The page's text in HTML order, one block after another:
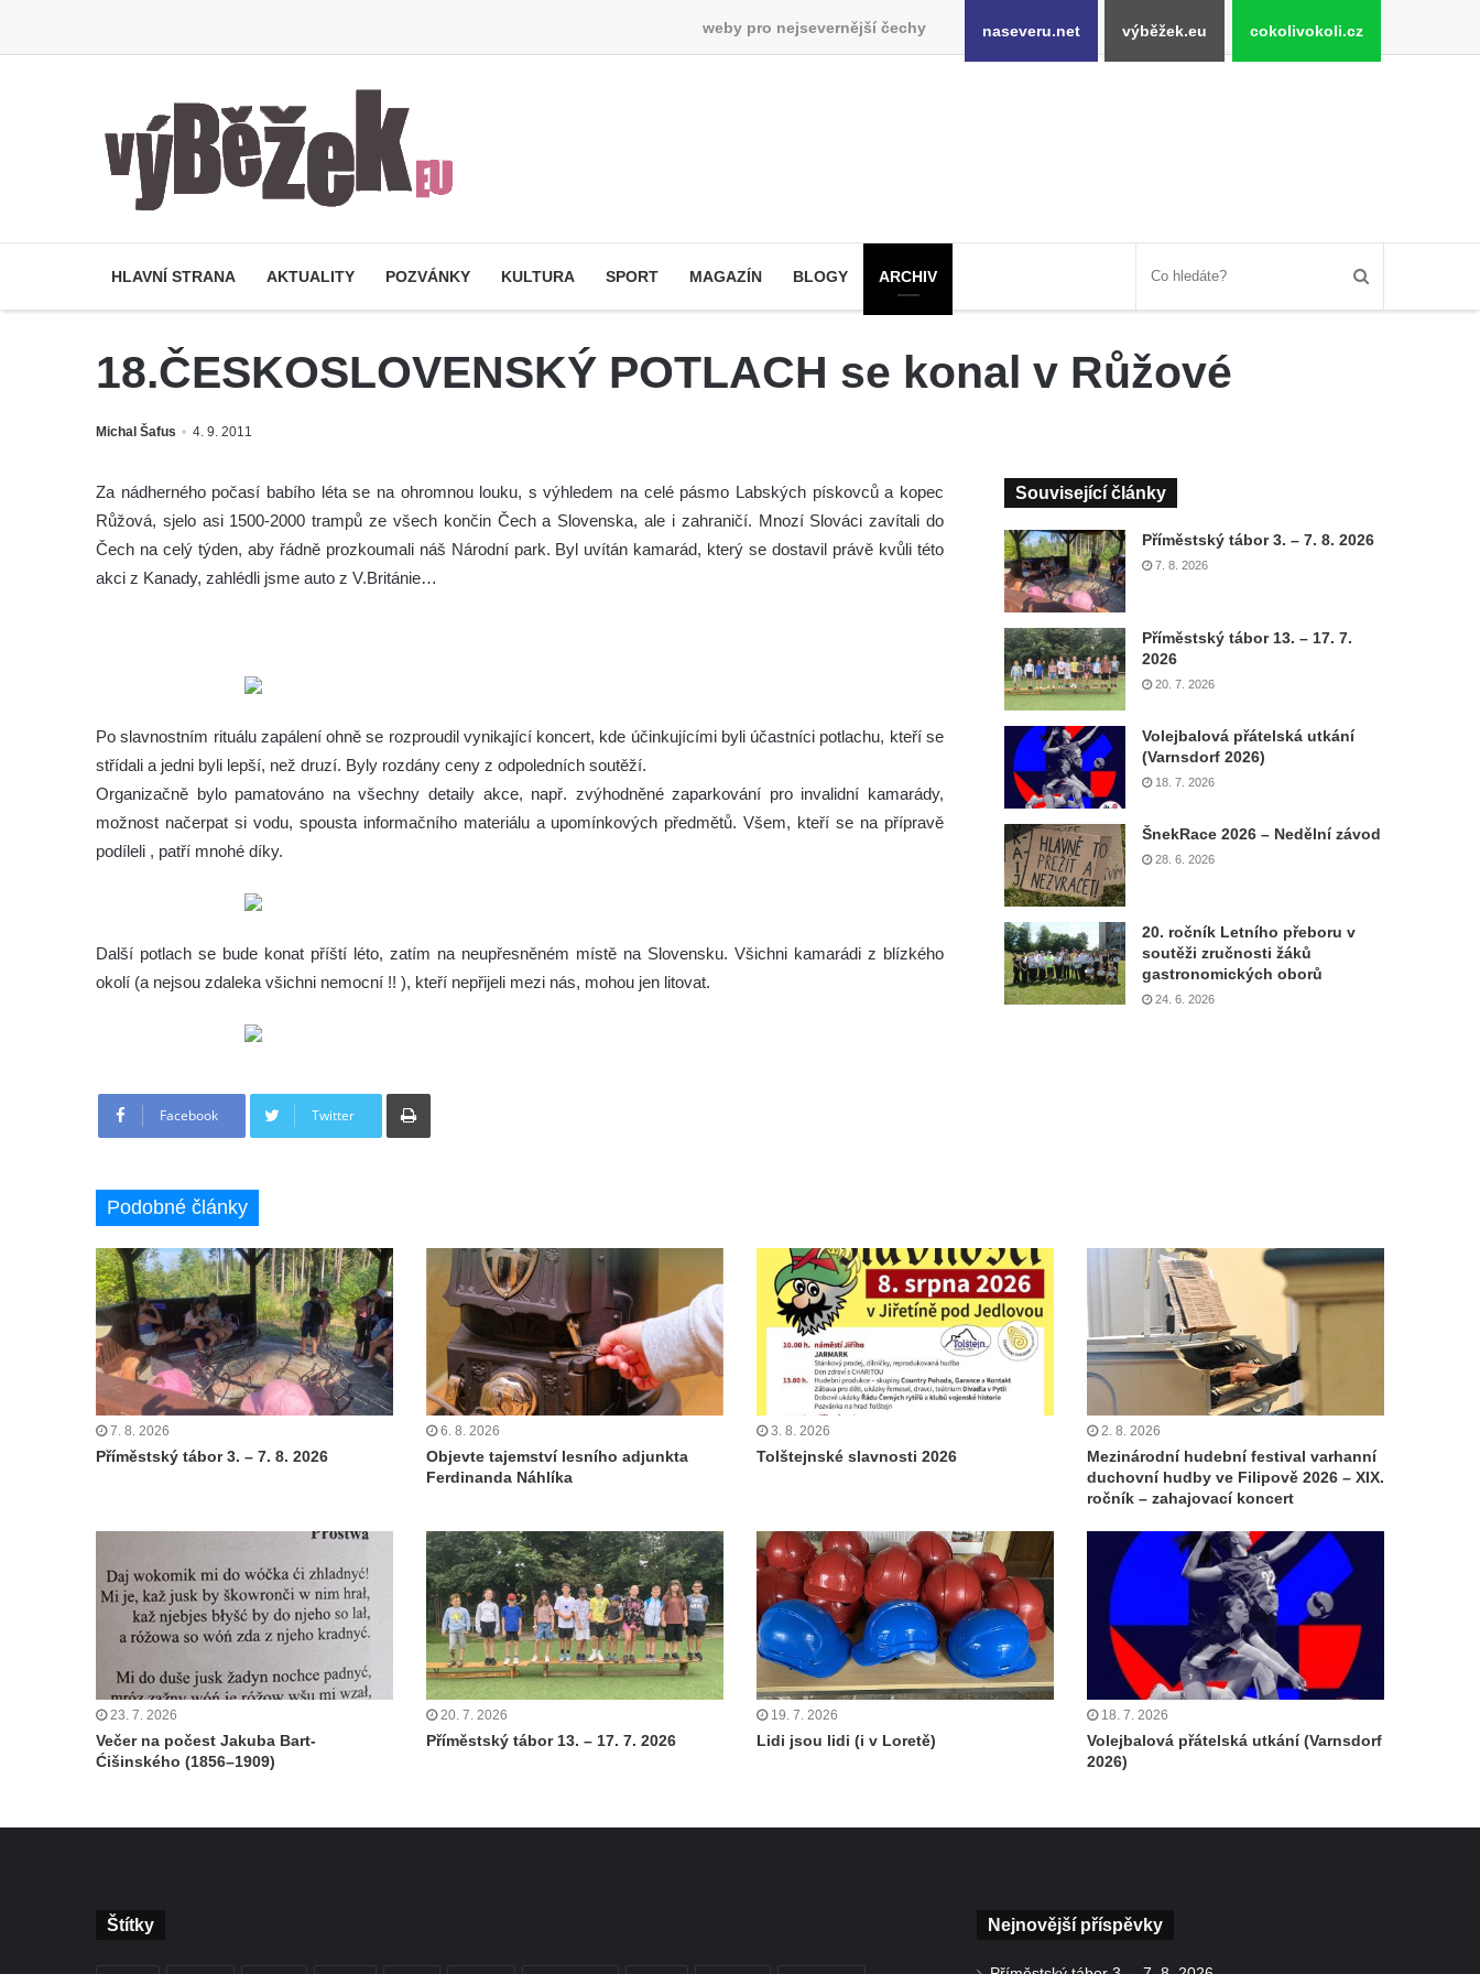
weby pro nejsevernější čechy naseveru.net výběžek.eu cokolivokoli.cz
HLAVNÍ STRANA AKTUALITY POZVÁNKY KULTURA SPORT MAGAZÍN BLOGY ARCHIV
18.ČESKOSLOVENSKÝ POTLACH se konal v Růžové
Michal Šafus 4. 9. 2011
Za nádherného počasí babího léta se na ohromnou louku, s výhledem na celé pásmo Labských pískovců a kopec
Růžová, sjelo asi 1500-2000 trampů ze všech končin Čech a Slovenska, ale i zahraničí. Mnozí Slováci zavítali do
Čech na celý týden, aby řádně prozkoumali náš Národní park. Byl uvítán kamarád, který se dostavil právě kvůli této
akci z Kanady, zahlédli jsme auto z V.Británie…
Po slavnostním rituálu zapálení ohně se rozproudil vynikající koncert, kde účinkujícími byli účastníci potlachu, kteří se
střídali a jedni byli lepší, než druzí. Byly rozdány ceny z odpoledních soutěží.
Organizačně bylo pamatováno na všechny detaily akce, např. zvýhodněné zaparkování pro invalidní kamarády,
možnost načerpat si vodu, spousta informačního materiálu a upomínkových předmětů. Všem, kteří se na přípravě
podíleli , patří mnohé díky.
Další potlach se bude konat příští léto, zatím na neupřesněném místě na Slovensku. Všichni kamarádi z blízkého
okolí (a nejsou zdaleka všichni nemocní !! ), kteří nepřijeli mezi nás, mohou jen litovat.
Facebook Twitter
Tisknout
Související články
Příměstský tábor 3. – 7. 8. 2026
7. 8. 2026
Příměstský tábor 13. – 17. 7.
2026
20. 7. 2026
Volejbalová přátelská utkání
(Varnsdorf 2026)
18. 7. 2026
ŠnekRace 2026 – Nedělní závod
28. 6. 2026
20. ročník Letního přeboru v
soutěži zručnosti žáků
gastronomických oborů
24. 6. 2026
Podobné články
7. 8. 2026
Příměstský tábor 3. – 7. 8. 2026
6. 8. 2026
Objevte tajemství lesního adjunkta
Ferdinanda Náhlíka
3. 8. 2026
Tolštejnské slavnosti 2026
2. 8. 2026
Mezinárodní hudební festival varhanní
duchovní hudby ve Filipově 2026 – XIX.
ročník – zahajovací koncert
23. 7. 2026
Večer na počest Jakuba Bart-
Ćišinského (1856–1909)
20. 7. 2026
Příměstský tábor 13. – 17. 7. 2026
19. 7. 2026
Lidi jsou lidi (i v Loretě)
18. 7. 2026
Volejbalová přátelská utkání (Varnsdorf
2026)
Štítky Nejnovější příspěvky